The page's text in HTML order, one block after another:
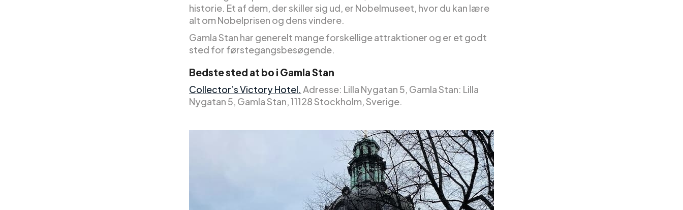
historie. Et af dem, der skiller sig ud, er Nobelmuseet, hvor du kan lære
alt om Nobelprisen og dens vindere.
Gamla Stan har generelt mange forskellige attraktioner og er et godt
sted for førstegangsbesøgende.
Bedste sted at bo i Gamla Stan
Collector’s Victory Hotel. Adresse: Lilla Nygatan 5, Gamla Stan: Lilla
Nygatan 5, Gamla Stan, 11128 Stockholm, Sverige.